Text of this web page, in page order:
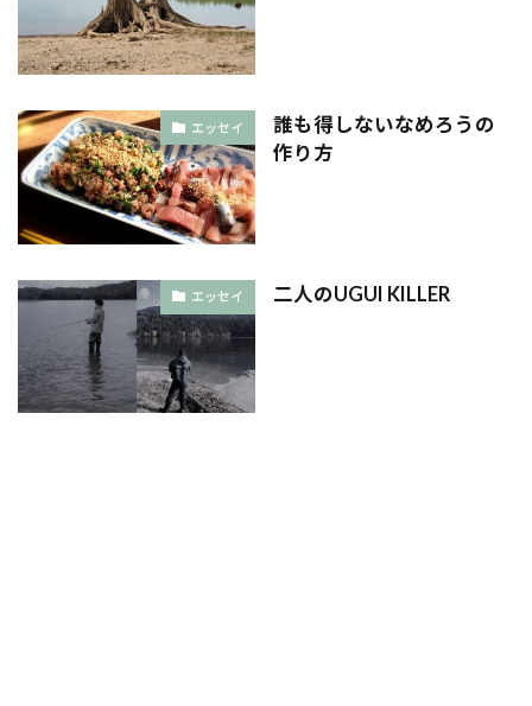
エッセイ
誰も得しないなめろうの
作り方
エッセイ 二人のUGUI KILLER